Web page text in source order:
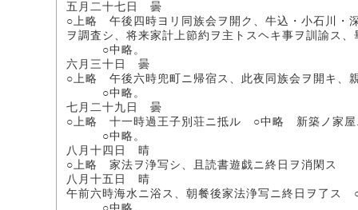
五月二十七日 曇
○上略 午後四時ヨリ同族会ヲ開ク、牛込・小石川・
ヲ調査シ、将来家計上節約ヲ主トスヘキ事ヲ訓諭ス
○中略。
六月三十日 曇
○上略 午後六時兜町ニ帰宿ス、此夜同族会ヲ開キ、
○中略。
七月二十九日 曇
○上略 十一時過王子別荘ニ抵ル ○中略 新築ノ家屋
○中略。
八月十四日 晴
○上略 家法ヲ浄写シ、且読書遊戯ニ終日ヲ消閑ス
八月十五日 晴
午前六時海水ニ浴ス、朝餐後家法浄写ニ終日ヲ了ス